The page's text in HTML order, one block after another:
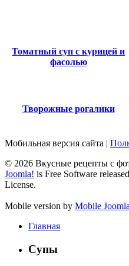
Томатный суп с курицей и
фасолью
Творожные рогалики
Мобильная версия сайта |
© 2026 Вкусные рецепты с
Joomla! is Free Software
License.
Mobile version by Mobile
Главная
Супы